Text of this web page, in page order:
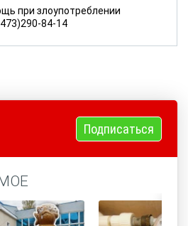
при злоупотреблении
84-14
Подписаться